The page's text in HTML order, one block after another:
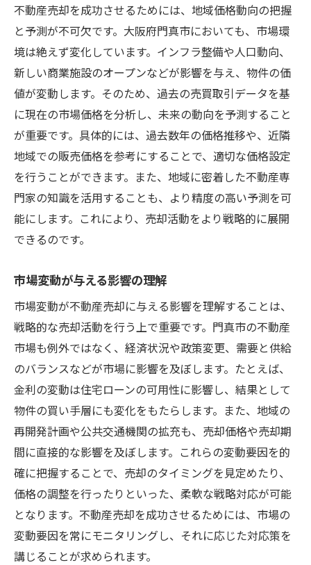
不動産売却を成功させるためには、地域価格動向の把握
と予測が不可欠です。大阪府門真市においても、市場環
境は絶えず変化しています。インフラ整備や人口動向、
新しい商業施設のオープンなどが影響を与え、物件の価
値が変動します。そのため、過去の売買取引データを基
に現在の市場価格を分析し、未来の動向を予測すること
が重要です。具体的には、過去数年の価格推移や、近隣
地域での販売価格を参考にすることで、適切な価格設定
を行うことができます。また、地域に密着した不動産専
門家の知識を活用することも、より精度の高い予測を可
能にします。これにより、売却活動をより戦略的に展開
できるのです。
市場変動が与える影響の理解
市場変動が不動産売却に与える影響を理解することは、
戦略的な売却活動を行う上で重要です。門真市の不動産
市場も例外ではなく、経済状況や政策変更、需要と供給
のバランスなどが市場に影響を及ぼします。たとえば、
金利の変動は住宅ローンの可用性に影響し、結果として
物件の買い手層にも変化をもたらします。また、地域の
再開発計画や公共交通機関の拡充も、売却価格や売却期
間に直接的な影響を及ぼします。これらの変動要因を的
確に把握することで、売却のタイミングを見定めたり、
価格の調整を行ったりといった、柔軟な戦略対応が可能
となります。不動産売却を成功させるためには、市場の
変動要因を常にモニタリングし、それに応じた対応策を
講じることが求められます。